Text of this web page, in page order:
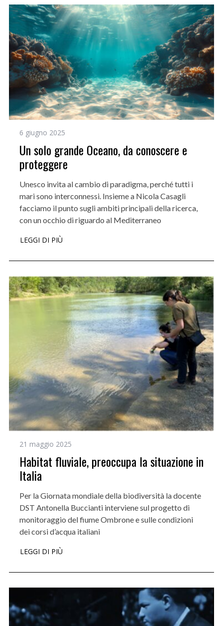
6 giugno 2025
Un solo grande Oceano, da conoscere e
proteggere
Unesco invita al cambio di paradigma, perché tutti i
mari sono interconnessi. Insieme a Nicola Casagli
facciamo il punto sugli ambiti principali della ricerca,
con un occhio di riguardo al Mediterraneo
LEGGI DI PIÙ
21 maggio 2025
Habitat fluviale, preoccupa la situazione in
Italia
Per la Giornata mondiale della biodiversità la docente
DST Antonella Buccianti interviene sul progetto di
monitoraggio del fiume Ombrone e sulle condizioni
dei corsi d’acqua italiani
LEGGI DI PIÙ